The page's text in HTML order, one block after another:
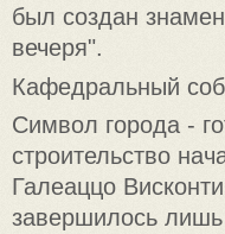
был создан
вечеря".
Кафедральный
Символ города -
строительство
Галеаццо
завершилось лишь